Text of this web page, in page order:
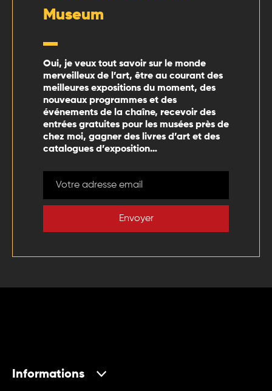
Museum
Oui, je veux tout savoir sur le monde
merveilleux de l’art, être au courant des
meilleures expositions du moment, des
nouveaux programmes et des
événements de la chaîne, recevoir des
entrées gratuites pour les musées près de
chez moi, gagner des livres d’art et des
catalogues d’exposition…
Envoyer
Informations